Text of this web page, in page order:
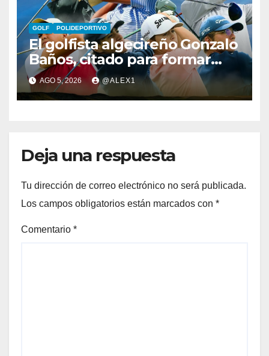
GOLF POLIDEPORTIVO
El golfista algecireño Gonzalo
Baños, citado para formar
parte del equipo europeo en
el Jacques Léglise Trophy
AGO 5, 2026 @ALEX1
Deja una respuesta
Tu dirección de correo electrónico no será publicada.
Los campos obligatorios están marcados con *
Comentario *